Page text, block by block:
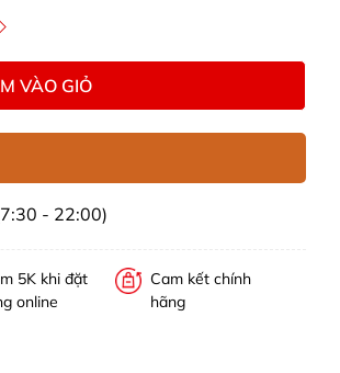
VÀO GIỎ
- 22:00)
5K khi đặt
online
Cam kết chính
hãng